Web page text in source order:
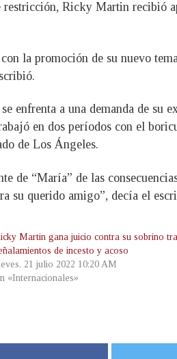
restricción, Ricky Martin recibió
la promoción de su nuevo
enfrenta a una demanda de su
en dos períodos con el
de Los Ángeles.
de “María” de las
su querido amigo”, decía el
Martin gana juicio contra su sobrino
de incesto y acoso
21 julio 2022 10:20 AM
«Internacionales»